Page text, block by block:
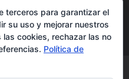
terceros para garantizar el
su uso y mejorar nuestros
cookies, rechazar las no
Política de